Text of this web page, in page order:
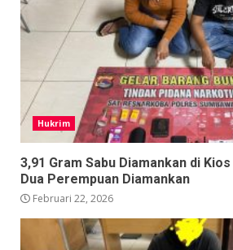
Hukrim
3,91 Gram Sabu Diamankan di
Dua Perempuan Diamankan
Februari 22, 2026